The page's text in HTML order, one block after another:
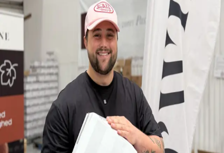
699kr.
Kvartalskassen er et koncept, hvor du gennem et
abonnement hos os modtager 6 lækre vine hvert
kvartal. Alle vinene er særligt udvalgt med fokus på
årstiden, så den passer perfekt til årstidens retter. Hver
enkelt vin har sin egen historie, ligesom hver
Køb hos D'Wine